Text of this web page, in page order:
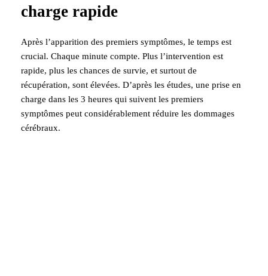
charge rapide
Après l’apparition des premiers symptômes, le temps est
crucial. Chaque minute compte. Plus l’intervention est
rapide, plus les chances de survie, et surtout de
récupération, sont élevées. D’après les études, une prise en
charge dans les 3 heures qui suivent les premiers
symptômes peut considérablement réduire les dommages
cérébraux.